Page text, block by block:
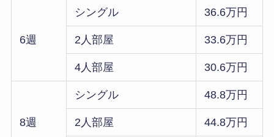
6週
シングル 36.6万円
2人部屋 33.6万円
4人部屋 30.6万円
8週
シングル 48.8万円
2人部屋 44.8万円